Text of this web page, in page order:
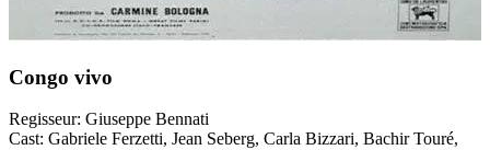
Congo vivo
Regisseur: Giuseppe Bennati
Cast: Gabriele Ferzetti, Jean Seberg, Carla Bizzari, Bachir Touré,